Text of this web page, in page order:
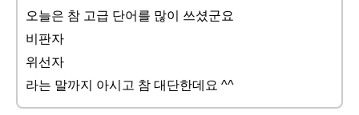
오늘은 참 고급 단어를 많이 쓰셨군요
비판자
위선자
라는 말까지 아시고 참 대단한데요 ^^